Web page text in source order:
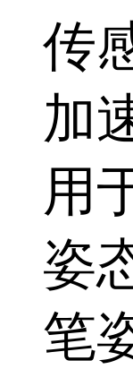
传
加
用
姿
笔